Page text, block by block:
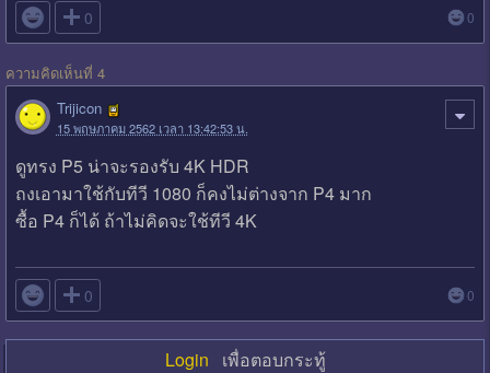
 0 0
ความคิดเห็นที่ 4
Trijicon
15 พฤษภาคม 2562 เวลา 13:42:53 น.
ดูทรง P5 น่าจะรองรับ 4K HDR
ถงเอามาใช้กับทีวี 1080 ก็คงไม่ต่างจาก P4 มาก
ซื้อ P4 ก็ได้ ถ้าไม่คิดจะใช้ทีวี 4K
 0 0
Login เพื่อตอบกระทู้